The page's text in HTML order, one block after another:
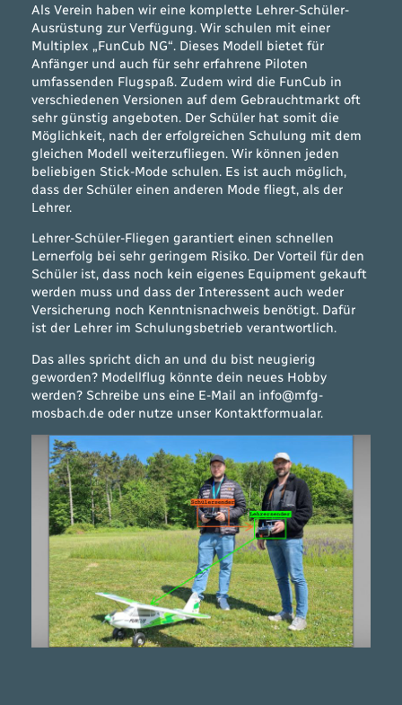
Als Verein haben wir eine komplette Lehrer-Schüler-
Ausrüstung zur Verfügung. Wir schulen mit einer
Multiplex „FunCub NG“. Dieses Modell bietet für
Anfänger und auch für sehr erfahrene Piloten
umfassenden Flugspaß. Zudem wird die FunCub in
verschiedenen Versionen auf dem Gebrauchtmarkt oft
sehr günstig angeboten. Der Schüler hat somit die
Möglichkeit, nach der erfolgreichen Schulung mit dem
gleichen Modell weiterzufliegen. Wir können jeden
beliebigen Stick-Mode schulen. Es ist auch möglich,
dass der Schüler einen anderen Mode fliegt, als der
Lehrer.
Lehrer-Schüler-Fliegen garantiert einen schnellen
Lernerfolg bei sehr geringem Risiko. Der Vorteil für den
Schüler ist, dass noch kein eigenes Equipment gekauft
werden muss und dass der Interessent auch weder
Versicherung noch Kenntnisnachweis benötigt. Dafür
ist der Lehrer im Schulungsbetrieb verantwortlich.
Das alles spricht dich an und du bist neugierig
geworden? Modellflug könnte dein neues Hobby
werden? Schreibe uns eine E-Mail an info@mfg-
mosbach.de oder nutze unser Kontaktformualar.